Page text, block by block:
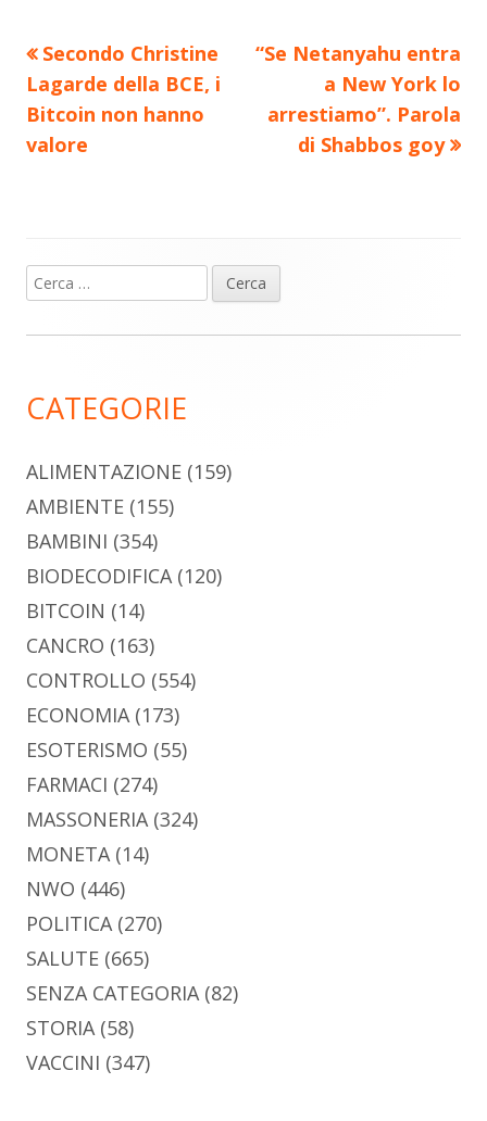
Navigazione
articoli
Precedente
articolo:
Secondo Christine
Lagarde della BCE, i
Bitcoin non hanno
valore
Nuovo
articolo:
“Se Netanyahu entra
a New York lo
arrestiamo”. Parola
di Shabbos goy
Barra
laterale
Ricerca
per:
CATEGORIE
ALIMENTAZIONE (159)
AMBIENTE (155)
BAMBINI (354)
BIODECODIFICA(120)
BITCOIN (14)
CANCRO (163)
CONTROLLO (554)
ECONOMIA(173)
ESOTERISMO (55)
FARMACI (274)
MASSONERIA(324)
MONETA(14)
NWO (446)
POLITICA(270)
SALUTE (665)
SENZA CATEGORIA(82)
STORIA(58)
VACCINI (347)